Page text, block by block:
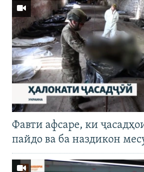
Фавти афсаре, ки
пайдо ва ба наздикон